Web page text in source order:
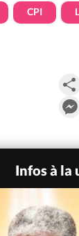
CPI
Infos à la